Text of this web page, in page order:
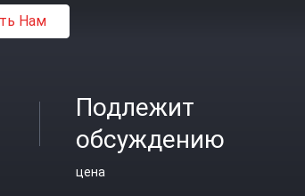
Нам
Подлежит
обсуждению
цена